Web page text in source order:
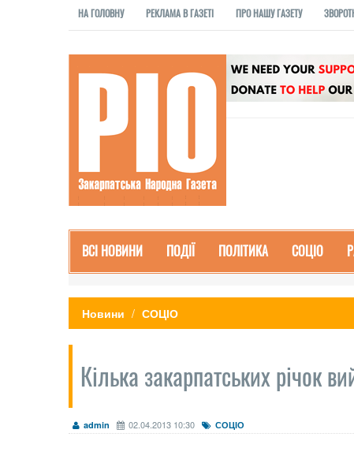
НА ГОЛОВНУ РЕКЛАМА В ГАЗЕТІ ПРО НАШУ ГАЗЕТУ
ВСІ НОВИНИ ПОДІЇ ПОЛІТИКА СОЦІО
Новини СОЦІО
Кілька закарпатських річок
admin 02.04.2013 10:30 СОЦІО